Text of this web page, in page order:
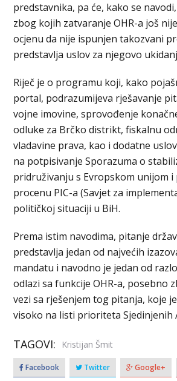
predstavnika, pa će, kako se
zbog kojih zatvaranje OHR-a još
ocjenu da nije ispunjen takozvani
predstavlja uslov za njegovo
Riječ je o programu koji, kako
portal, podrazumijeva rješavanje
vojne imovine, sprovođenje
odluke za Brčko distrikt, fiskalnu
vladavine prava, kao i dodatne
na potpisivanje Sporazuma o
pridruživanju s Evropskom unijom i
procenu PIC-a (Savjet za
političkoj situaciji u BiH.
Prema istim navodima, pitanje
predstavlja jedan od najvećih
mandatu i navodno je jedan od
odlazi sa funkcije OHR-a, posebno
vezi sa rješenjem tog pitanja, koje
visoko na listi prioriteta Sjedinjenih
TAGOVI: Kristijan Šmit
Facebook Twitter Google+